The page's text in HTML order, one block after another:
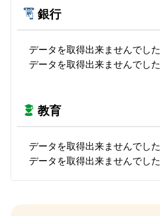
銀行
データを取得出来ませんでした
データを取得出来ませんでした
教育
データを取得出来ませんでした
データを取得出来ませんでした